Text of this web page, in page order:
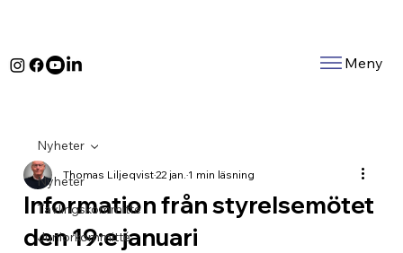
Meny
Nyheter
Tävlingskommitté
Juniorkommitté
Nyheter
Information från styrelsemötet
den 19:e januari
Thomas Liljeqvist22 jan. 1 min läsning